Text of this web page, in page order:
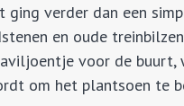
verder dan een
en oude
voor de
om het plantsoen te